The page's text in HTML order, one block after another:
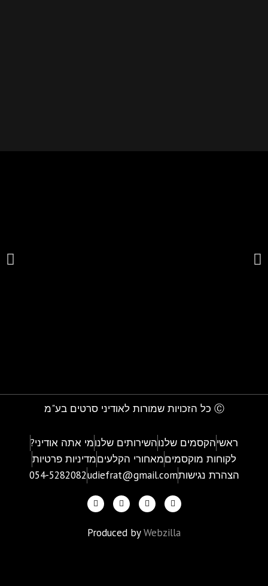
Ⓒ כל הזכויות שמורות לאודיני סרטים בע"מ
ראשיהקסמים שלנוהשירותים שלנומי אתה אודיני?
לקוחות מוקסמיםמאחורי הקלעיםמדיניות פרטיות
הצהרת נגישותudiefrat@gmail.com
054-5282082
Produced byWebzilla